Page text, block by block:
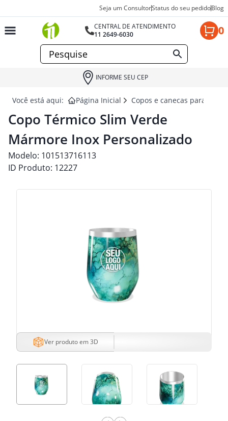
Seja um ConsultorStatus do seu pedidoBlog
CENTRAL DE ATENDIMENTO
11 2649-6030
0
INFORME SEU CEP
Você está aqui: Página Inicial Copos e canecas para
Copo Térmico Slim Verde
Mármore Inox Personalizado
Modelo: 101513716113
ID Produto: 12227
Ver produto em 3D